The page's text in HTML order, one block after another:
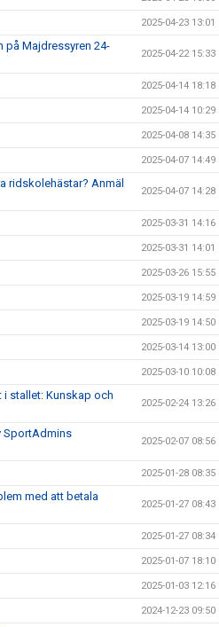
2025-04-23 13:01
på Majdressyren 24-
2025-04-22 15:33
2025-04-14 18:18
2025-04-14 10:29
2025-04-08 14:35
2025-04-07 14:49
ridskolehästar? Anmäl
2025-04-07 14:28
2025-03-31 14:16
2025-03-31 14:01
2025-03-26 15:55
2025-03-19 14:59
2025-03-19 14:50
2025-03-14 13:00
2025-03-10 10:08
i stallet: Kunskap och
2025-02-24 13:26
SportAdmins
2025-02-07 08:56
2025-01-28 08:35
med att betala
2025-01-27 08:43
2025-01-27 08:34
2025-01-07 18:10
2025-01-03 12:16
2024-12-23 09:50